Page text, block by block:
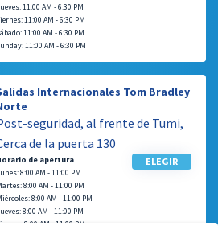
11:00 AM - 6:30 PM
11:00 AM - 6:30 PM
11:00 AM - 6:30 PM
11:00 AM - 6:30 PM
Internacionales Tom Bradley
seguridad, al frente de Tumi,
de la puerta 130
ELEGIR
de apertura
8:00 AM - 11:00 PM
8:00 AM - 11:00 PM
8:00 AM - 11:00 PM
8:00 AM - 11:00 PM
8:00 AM - 11:00 PM